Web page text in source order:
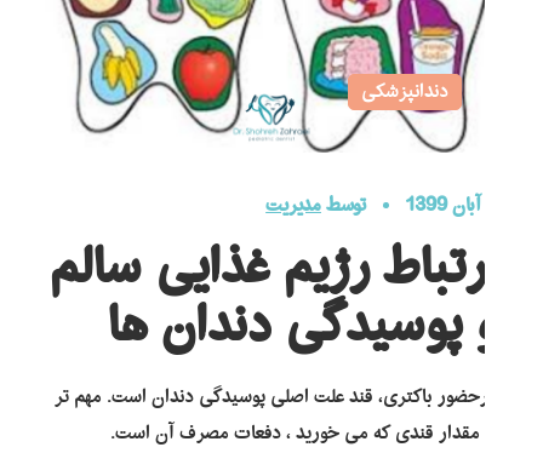
دندانپزشکی
توسطمدیریت
ارتباط رژیم غذایی سالم
و پوسیدگی دندان ها
درحضور باکتری، قند علت اصلی پوسیدگی دندان است. مهم تر
از مقدار قندی که می خورید ، دفعات مصرف آن است.